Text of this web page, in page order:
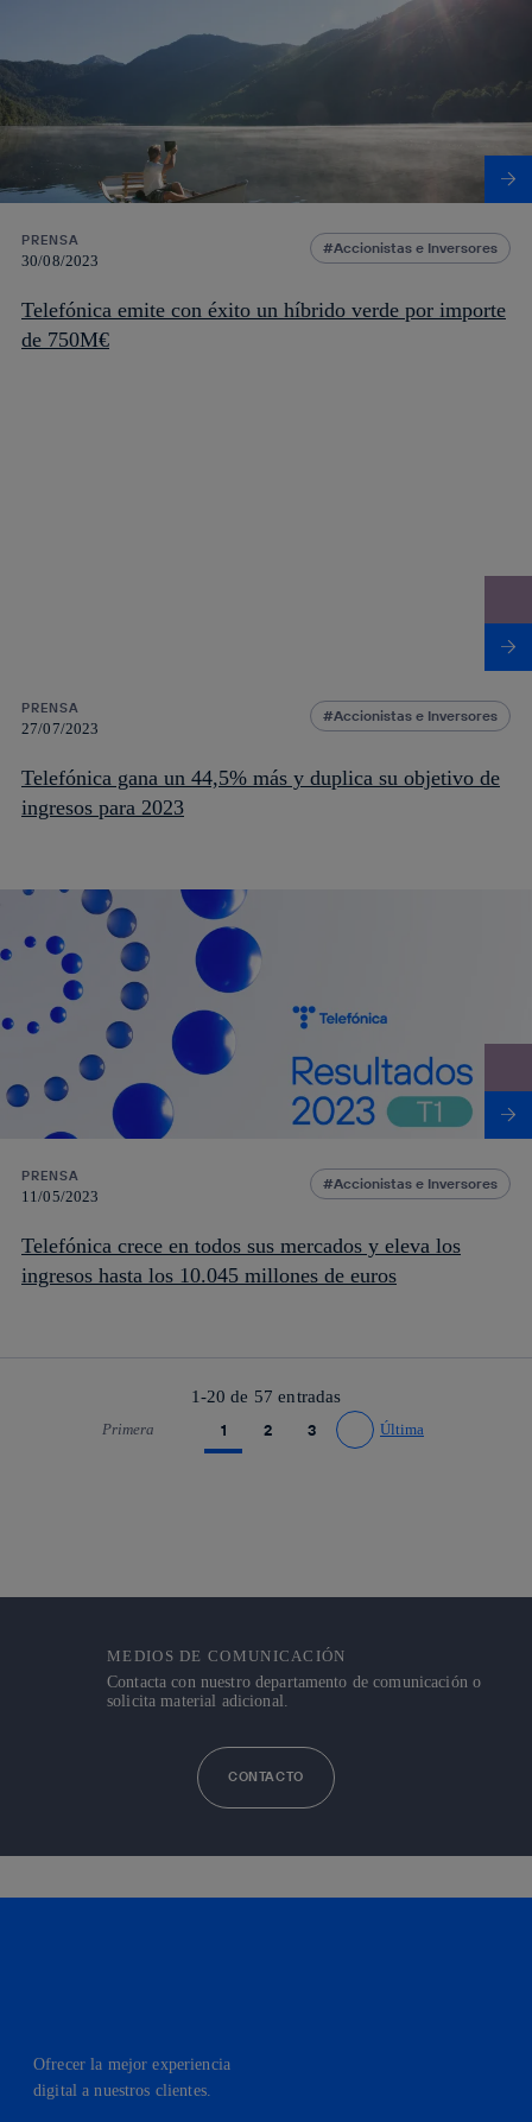
PRENSA
30/08/2023
Accionistas e Inversores
Telefónica emite con éxito un híbrido verde por importe
de 750M€
PRENSA
27/07/2023
Accionistas e Inversores
Telefónica gana un 44,5% más y duplica su objetivo de
ingresos para 2023
PRENSA
11/05/2023
Accionistas e Inversores
Telefónica crece en todos sus mercados y eleva los
ingresos hasta los 10.045 millones de euros
1-20 de 57 entradas
Primera
Ir a página anterior
1 2 3
Ir a página siguiente
Última
MEDIOS DE COMUNICACIÓN
Contacta con nuestro departamento de comunicación o
solicita material adicional.
CONTACTO
Ofrecer la mejor experiencia
digital a nuestros clientes.